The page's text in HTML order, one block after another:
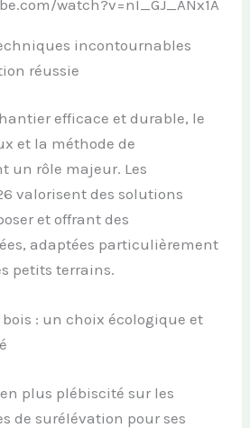
watch?v=nI_GJ_ANx1A
incontournables
réussie
efficace et durable, le
et la méthode de
un rôle majeur. Les
valorisent des solutions
et offrant des
adaptées particulièrement
petits terrains.
: un choix écologique et
plus plébiscité sur les
de surélévation pour ses